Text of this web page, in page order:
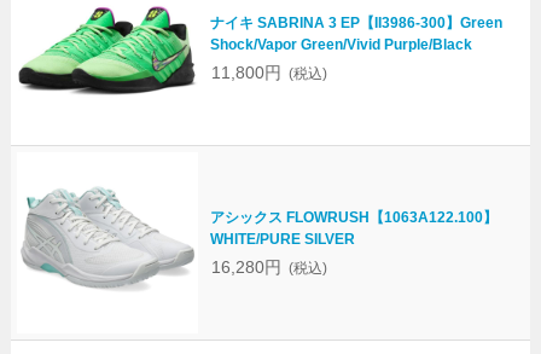
ナイキ SABRINA 3 EP【II3986-300】Green
Shock/Vapor Green/Vivid Purple/Black
11,800円 (税込)
アシックス FLOWRUSH【1063A122.100】
WHITE/PURE SILVER
16,280円 (税込)